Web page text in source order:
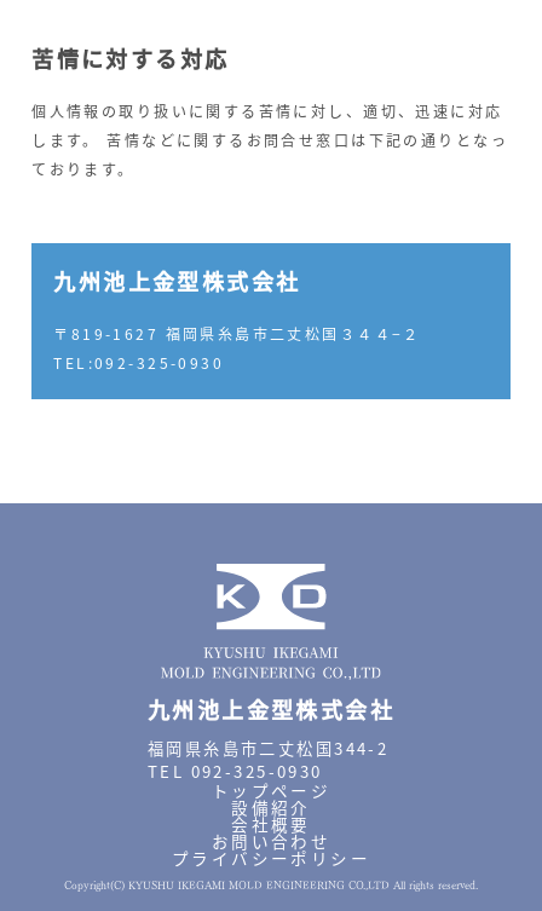
苦情に対する対応
個人情報の取り扱いに関する苦情に対し、適切、迅速に対応
します。 苦情などに関するお問合せ窓口は下記の通りとなっ
ております。
九州池上金型株式会社
〒819-1627 福岡県糸島市二丈松国３４４−２
TEL:092-325-0930
九州池上金型株式会社
福岡県糸島市二丈松国344-2
TEL 092-325-0930
トップページ
設備紹介
会社概要
お問い合わせ
プライバシーポリシー
Copyright(C) KYUSHU IKEGAMI MOLD ENGINEERING CO.,LTD All rights reserved.